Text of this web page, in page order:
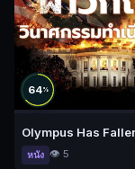
64%
Olympus Has
หนัง 👁️ 5